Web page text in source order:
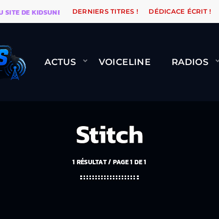
KIDSUNE WARÉTRO ORANGE ROAD QUI
DERNIERS TITRES ! DÉDICACE ÉCRIT !
ACTUS VOICELINE RADIOS
Stitch
1 RÉSULTAT / PAGE 1 DE 1